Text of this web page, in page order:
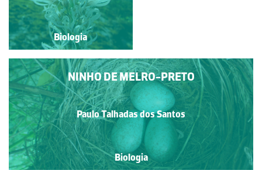
Biologia
Biologia
NINHO DE MELRO-PRETO
Paulo Talhadas dos Santos
Biologia